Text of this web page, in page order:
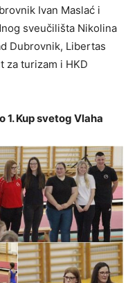
Ivan Maslać i
sveučilišta Nikolina
Dubrovnik, Libertas
za turizam i HKD
Kup svetog Vlaha